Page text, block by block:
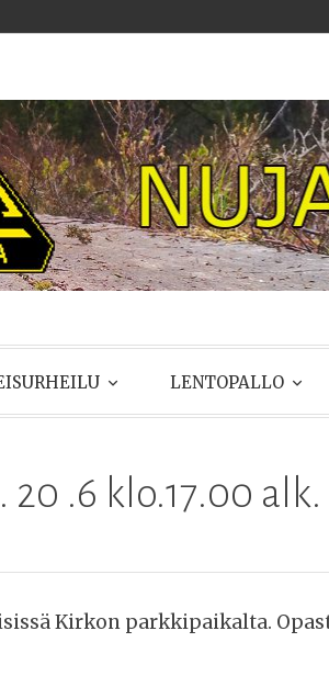
LENTOPALLO
.6 klo.17.00 alk.
Kirkon parkkipaikalta.